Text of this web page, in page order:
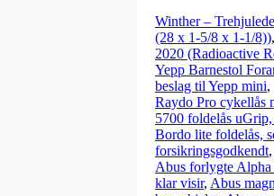
Winther –
(28 x 1-5/8 x 1-1/8)),
2020 (Radioactive
Yepp Barnestol
beslag til Yepp mini,
Raydo Pro cykellås
5700 foldelås
Bordo lite foldelås,
forsikringsgodkendt,
Abus forlygte
klar visir, Abus